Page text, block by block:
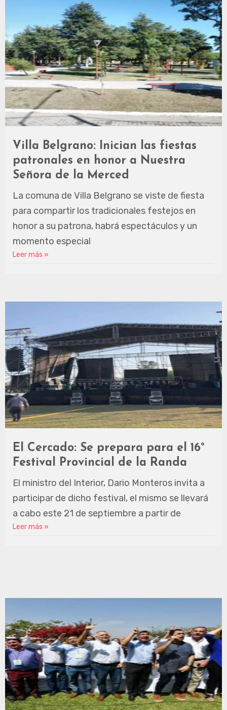
Villa Belgrano: Inician las fiestas
patronales en honor a Nuestra
Señora de la Merced
La comuna de Villa Belgrano se viste de fiesta
para compartir los tradicionales festejos en
honor a su patrona, habrá espectáculos y un
momento especial
Leer más »
El Cercado: Se prepara para el 16°
Festival Provincial de la Randa
El ministro del Interior, Dario Monteros invita a
participar de dicho festival, el mismo se llevará
a cabo este 21 de septiembre a partir de
Leer más »